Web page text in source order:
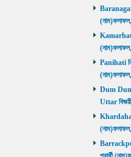
Baranagar
Kamarhati
Panihati
Dum Dum
Uttar
Khardaha
Barrackpur